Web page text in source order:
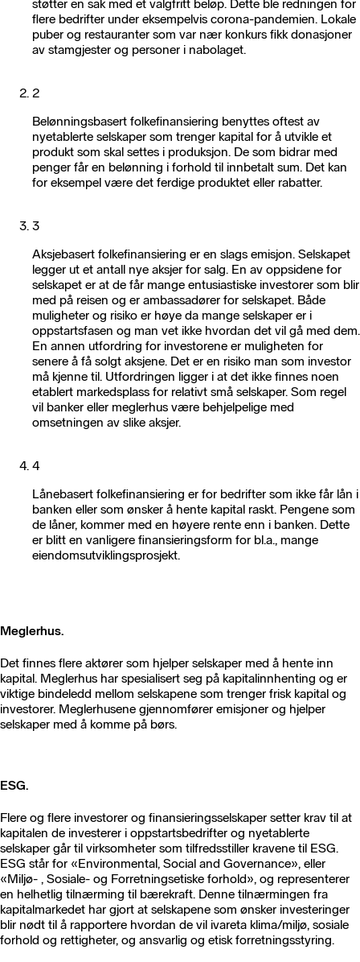
støtter en sak med et valgfritt beløp. Dette ble redningen for
flere bedrifter under eksempelvis corona-pandemien. Lokale
puber og restauranter som var nær konkurs fikk donasjoner
av stamgjester og personer i nabolaget.
2
Belønningsbasert folkefinansiering benyttes oftest av
nyetablerte selskaper som trenger kapital for å utvikle et
produkt som skal settes i produksjon. De som bidrar med
penger får en belønning i forhold til innbetalt sum. Det kan
for eksempel være det ferdige produktet eller rabatter.
3
Aksjebasert folkefinansiering er en slags emisjon. Selskapet
legger ut et antall nye aksjer for salg. En av oppsidene for
selskapet er at de får mange entusiastiske investorer som blir
med på reisen og er ambassadører for selskapet. Både
muligheter og risiko er høye da mange selskaper er i
oppstartsfasen og man vet ikke hvordan det vil gå med dem.
En annen utfordring for investorene er muligheten for
senere å få solgt aksjene. Det er en risiko man som investor
må kjenne til. Utfordringen ligger i at det ikke finnes noen
etablert markedsplass for relativt små selskaper. Som regel
vil banker eller meglerhus være behjelpelige med
omsetningen av slike aksjer.
4
Lånebasert folkefinansiering er for bedrifter som ikke får lån i
banken eller som ønsker å hente kapital raskt. Pengene som
de låner, kommer med en høyere rente enn i banken. Dette
er blitt en vanligere finansieringsform for bl.a., mange
eiendomsutviklingsprosjekt.
Meglerhus.
Det finnes flere aktører som hjelper selskaper med å hente inn
kapital. Meglerhus har spesialisert seg på kapitalinnhenting og er
viktige bindeledd mellom selskapene som trenger frisk kapital og
investorer. Meglerhusene gjennomfører emisjoner og hjelper
selskaper med å komme på børs.
ESG.
Flere og flere investorer og finansieringsselskaper setter krav til at
kapitalen de investerer i oppstartsbedrifter og nyetablerte
selskaper går til virksomheter som tilfredsstiller kravene til ESG.
ESG står for «Environmental, Social and Governance», eller
«Miljø- , Sosiale- og Forretningsetiske forhold», og representerer
en helhetlig tilnærming til bærekraft. Denne tilnærmingen fra
kapitalmarkedet har gjort at selskapene som ønsker investeringer
blir nødt til å rapportere hvordan de vil ivareta klima/miljø, sosiale
forhold og rettigheter, og ansvarlig og etisk forretningsstyring.